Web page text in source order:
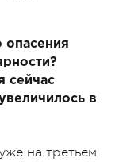
опасения
сейчас
в
на третьем